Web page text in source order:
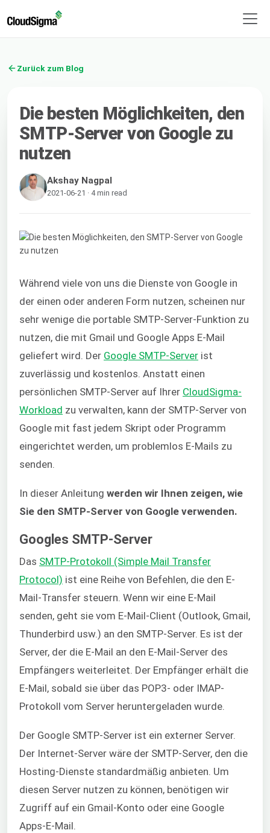
Zurück zum Blog
Die besten Möglichkeiten, den
SMTP-Server von Google zu
nutzen
Akshay Nagpal
2021-06-21 · 4 min read
Während viele von uns die Dienste von Google in
der einen oder anderen Form nutzen, scheinen nur
sehr wenige die portable SMTP-Server-Funktion zu
nutzen, die mit Gmail und Google Apps E-Mail
geliefert wird. Der Google SMTP-Server ist
zuverlässig und kostenlos. Anstatt einen
persönlichen SMTP-Server auf Ihrer CloudSigma-
Workload zu verwalten, kann der SMTP-Server von
Google mit fast jedem Skript oder Programm
eingerichtet werden, um problemlos E-Mails zu
senden.
In dieser Anleitung werden wir Ihnen zeigen, wie
Sie den SMTP-Server von Google verwenden.
Googles SMTP-Server
Das SMTP-Protokoll (Simple Mail Transfer
Protocol) ist eine Reihe von Befehlen, die den E-
Mail-Transfer steuern. Wenn wir eine E-Mail
senden, geht sie vom E-Mail-Client (Outlook, Gmail,
Thunderbird usw.) an den SMTP-Server. Es ist der
Server, der die E-Mail an den E-Mail-Server des
Empfängers weiterleitet. Der Empfänger erhält die
E-Mail, sobald sie über das POP3- oder IMAP-
Protokoll vom Server heruntergeladen wurde.
Der Google SMTP-Server ist ein externer Server.
Der Internet-Server wäre der SMTP-Server, den die
Hosting-Dienste standardmäßig anbieten. Um
diesen Server nutzen zu können, benötigen wir
Zugriff auf ein Gmail-Konto oder eine Google
Apps-E-Mail.